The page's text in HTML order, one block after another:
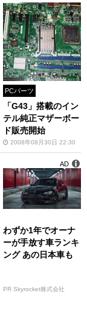
PCパーツ
「G43」搭載のイン
テル純正マザーボー
ド販売開始
2008年08月30日 22:30
わずか1年でオーナ
ーが手放す車ランキ
ング あの日本車も
PR Skyrocket株式会社
AD